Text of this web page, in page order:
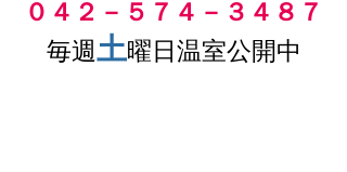
０４２－５７４－３４８７
毎週土曜日温室公開中